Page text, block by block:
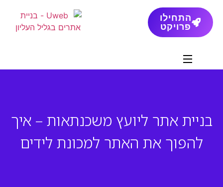
התחילו
פרויקט
בניית אתר ליועץ משכנתאות – איך
להפוך את האתר למכונת לידים